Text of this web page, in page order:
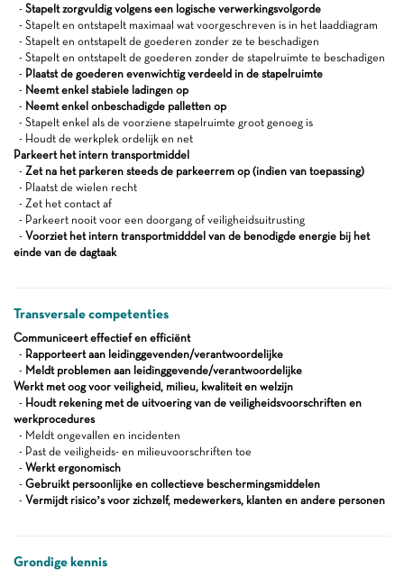
- Stapelt zorgvuldig volgens een logische verwerkingsvolgorde
- Stapelt en ontstapelt maximaal wat voorgeschreven is in het laaddiagram
- Stapelt en ontstapelt de goederen zonder ze te beschadigen
- Stapelt en ontstapelt de goederen zonder de stapelruimte te beschadigen
- Plaatst de goederen evenwichtig verdeeld in de stapelruimte
- Neemt enkel stabiele ladingen op
- Neemt enkel onbeschadigde palletten op
- Stapelt enkel als de voorziene stapelruimte groot genoeg is
- Houdt de werkplek ordelijk en net
Parkeert het intern transportmiddel
- Zet na het parkeren steeds de parkeerrem op (indien van toepassing)
- Plaatst de wielen recht
- Zet het contact af
- Parkeert nooit voor een doorgang of veiligheidsuitrusting
- Voorziet het intern transportmidddel van de benodigde energie bij het
einde van de dagtaak
Transversale competenties
Communiceert effectief en efficiënt
- Rapporteert aan leidinggevenden/verantwoordelijke
- Meldt problemen aan leidinggevende/verantwoordelijke
Werkt met oog voor veiligheid, milieu, kwaliteit en welzijn
- Houdt rekening met de uitvoering van de veiligheidsvoorschriften en
werkprocedures
- Meldt ongevallen en incidenten
- Past de veiligheids- en milieuvoorschriften toe
- Werkt ergonomisch
- Gebruikt persoonlijke en collectieve beschermingsmiddelen
- Vermijdt risico’s voor zichzelf, medewerkers, klanten en andere personen
Grondige kennis